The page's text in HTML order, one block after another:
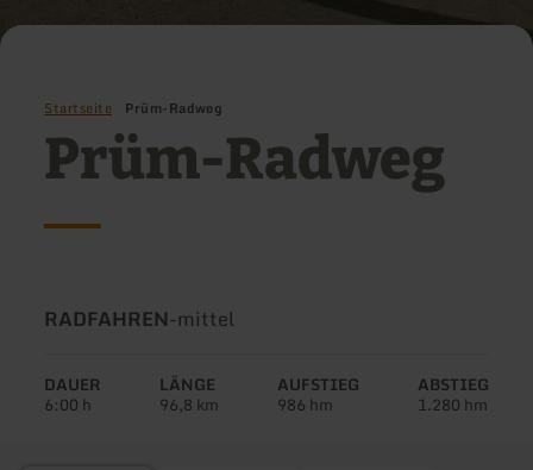
Startseite Prüm-Radweg
Prüm-Radweg
Art
Tour:
RADFAHREN-Schwierigkeit:
mittel
DAUER
6:00 h
LÄNGE
96,8 km
AUFSTIEG
986 hm
ABSTIEG
1.280 hm